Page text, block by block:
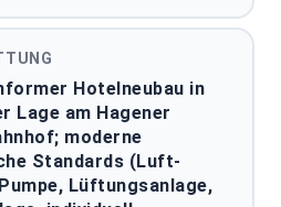
Hotelneubau in
Lage am Hagener
moderne
Standards (Luft-
Lüftungsanlage,